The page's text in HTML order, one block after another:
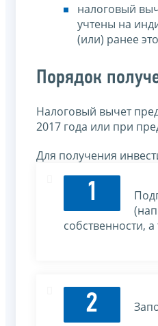
налоговый
учтены на
(или) ранее
Порядок
Налоговый вычет
2017 года или при
Для получения
1
собственности,
2